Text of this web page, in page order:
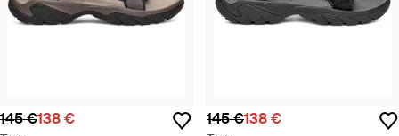
145 €138 € 145 €138 €